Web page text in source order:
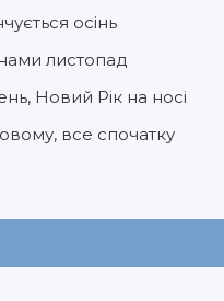
осінь
листопад
Новий Рік на носі
все спочатку